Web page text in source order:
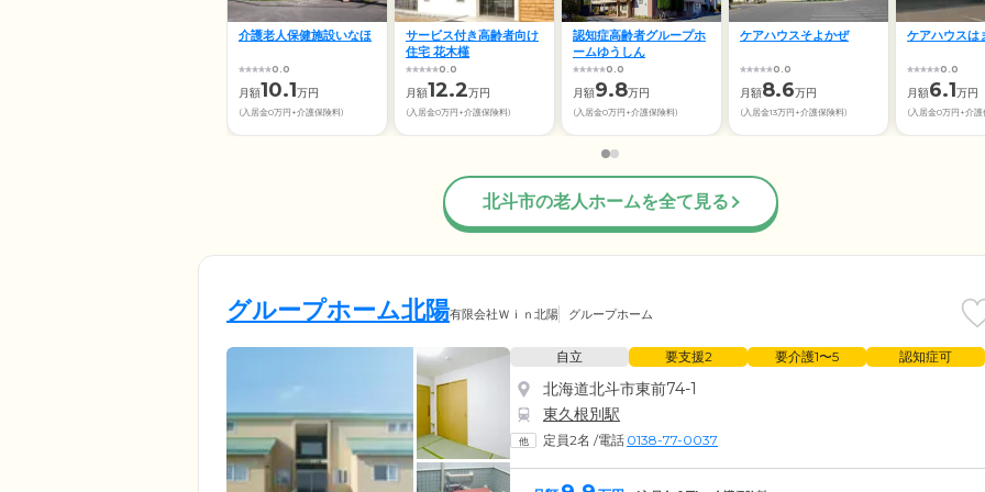
介護老人保健施設いなほ
0.0
月額10.1万円
(入居金0万円+介護保険料)
サービス付き高齢者向け
住宅 花木槿
0.0
月額12.2万円
(入居金0万円+介護保険料)
認知症高齢者グループホ
ームゆうしん
0.0
月額9.8万円
(入居金0万円+介護保険料)
ケアハウスそよかぜ
0.0
月額8.6万円
(入居金13万円+介護保険料)
ケアハウスは
0.0
月額6.1万円
(入居金0万円+介護
北斗市の老人ホームを全て見る
グループホーム北陽有限会社Ｗｉｎ北陽 グループホーム
自立 要支援2 要介護1〜5 認知症可
北海道北斗市東前74-1
東久根別駅
定員2名 /電話 0138-77-0037